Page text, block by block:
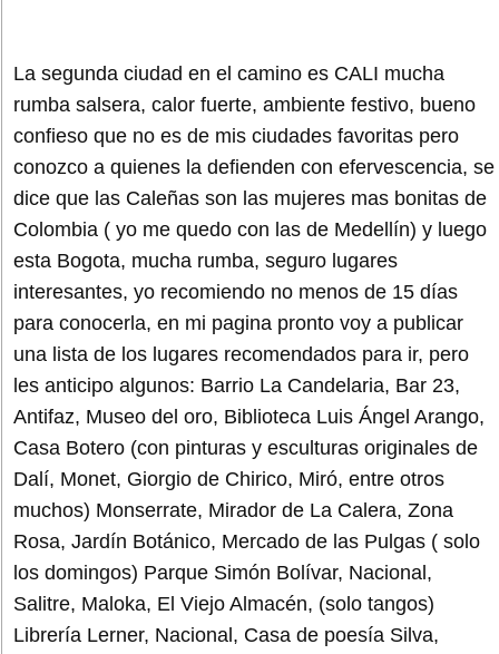
La segunda ciudad en el camino es CALI mucha
rumba salsera, calor fuerte, ambiente festivo, bueno
confieso que no es de mis ciudades favoritas pero
conozco a quienes la defienden con efervescencia, se
dice que las Caleñas son las mujeres mas bonitas de
Colombia ( yo me quedo con las de Medellín) y luego
esta Bogota, mucha rumba, seguro lugares
interesantes, yo recomiendo no menos de 15 días
para conocerla, en mi pagina pronto voy a publicar
una lista de los lugares recomendados para ir, pero
les anticipo algunos: Barrio La Candelaria, Bar 23,
Antifaz, Museo del oro, Biblioteca Luis Ángel Arango,
Casa Botero (con pinturas y esculturas originales de
Dalí, Monet, Giorgio de Chirico, Miró, entre otros
muchos) Monserrate, Mirador de La Calera, Zona
Rosa, Jardín Botánico, Mercado de las Pulgas ( solo
los domingos) Parque Simón Bolívar, Nacional,
Salitre, Maloka, El Viejo Almacén, (solo tangos)
Librería Lerner, Nacional, Casa de poesía Silva,